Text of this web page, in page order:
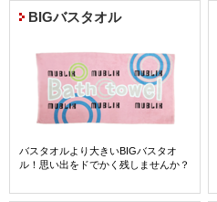
BIGバスタオル
バスタオルより大きいBIGバスタオ
ル！思い出をドでかく残しませんか？